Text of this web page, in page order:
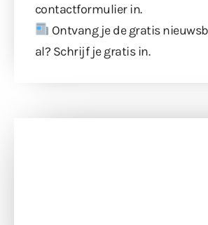
contactformulierin.
Ontvang je de gratis
al? Schrijf je gratis in.